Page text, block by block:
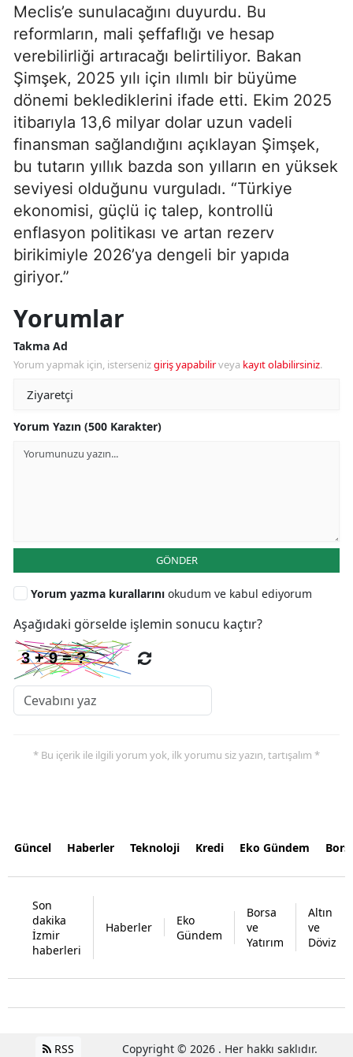
Meclis’e sunulacağını duyurdu. Bu
reformların, mali şeffaflığı ve hesap
verebilirliği artıracağı belirtiliyor. Bakan
Şimşek, 2025 yılı için ılımlı bir büyüme
dönemi beklediklerini ifade etti. Ekim 2025
itibarıyla 13,6 milyar dolar uzun vadeli
finansman sağlandığını açıklayan Şimşek,
bu tutarın yıllık bazda son yılların en yüksek
seviyesi olduğunu vurguladı. “Türkiye
ekonomisi, güçlü iç talep, kontrollü
enflasyon politikası ve artan rezerv
birikimiyle 2026’ya dengeli bir yapıda
giriyor.”
Yorumlar
Takma Ad
Yorum yapmak için, istersenizgiriş yapabilirveya kayıt olabilirsiniz.
Yorum Yazın (500 Karakter)
GÖNDER
Yorum yazma kurallarını okudum ve kabul ediyorum
Aşağıdaki görselde işlemin sonucu kaçtır?
* Bu içerik ile ilgili yorum yok, ilk yorumu siz yazın, tartışalım *
Güncel Haberler Teknoloji Kredi Eko Gündem
Son
dakika
İzmir
haberleri
Haberler
Eko
Gündem
Borsa
ve
Yatırım
Altın
ve
Döviz
RSS Copyright © 2026 . Her hakkı saklıdır.